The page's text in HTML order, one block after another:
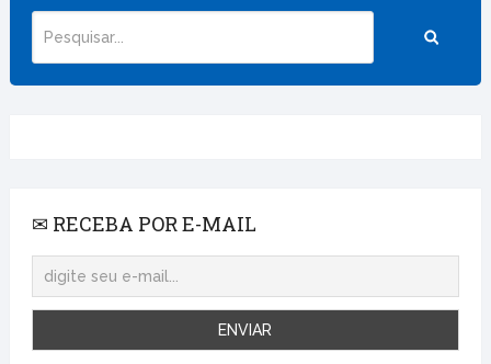
✉ RECEBA POR E-MAIL